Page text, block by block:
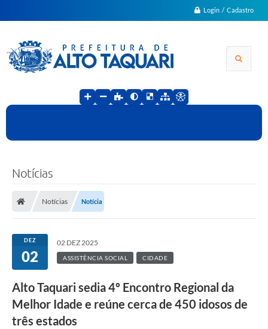
Login / Cadastro
Notícias
Notícias Notícia
DEZ
02
02 DEZ 2025
ASSISTÊNCIA SOCIAL CIDADE
Alto Taquari sedia 4º Encontro Regional da
Melhor Idade e reúne cerca de 450 idosos de
três estados